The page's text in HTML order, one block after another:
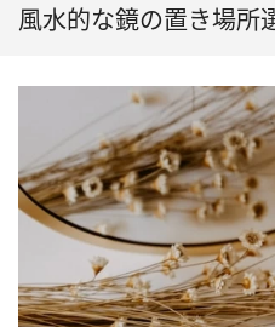
風水的な鏡の置き場所